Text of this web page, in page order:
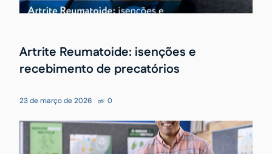
Artrite Reumatoide: isenções e
recebimento de precatórios
23 de março de 2026 0